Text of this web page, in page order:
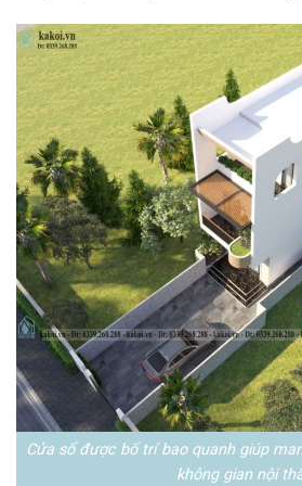
Cửa sổ được bố trí bao quanh giúp
không gian nội